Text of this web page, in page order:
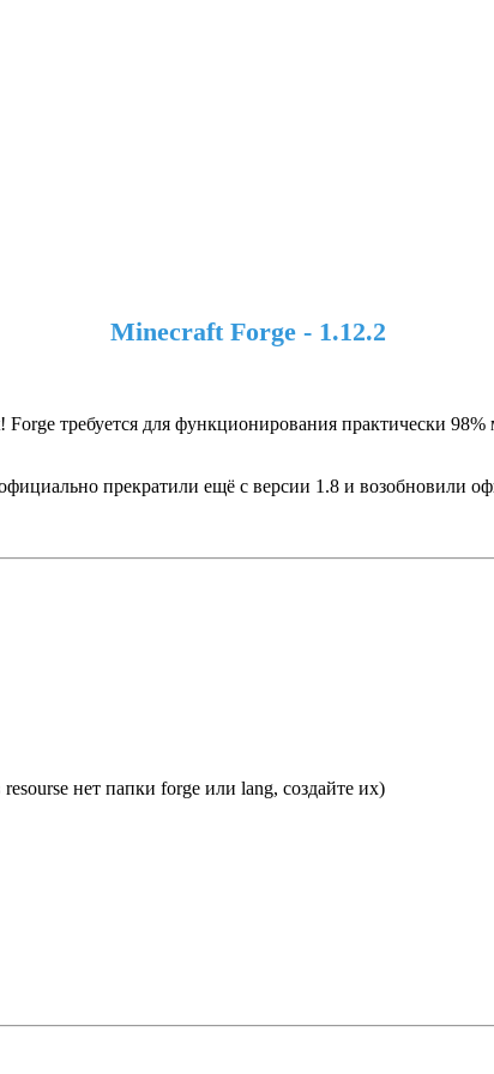
Minecraft Forge - 1.12.2
требуется для функционирования практически
прекратили ещё с версии 1.8 и возобновили
нет папки forge или lang, создайте их)